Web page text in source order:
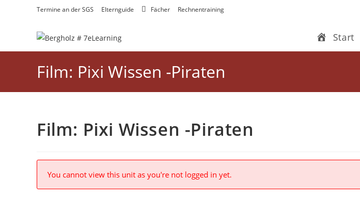
Termine an der SGS Elternguide Fächer Rechnentraining
Start
Film: Pixi Wissen -Piraten
Film: Pixi Wissen -Piraten
You cannot view this unit as you're not logged in yet.